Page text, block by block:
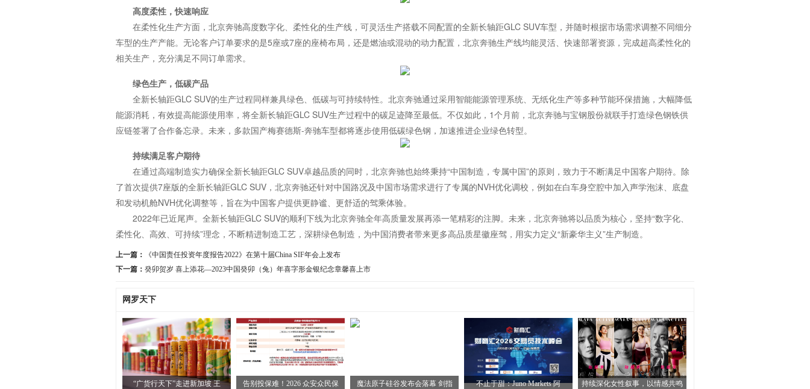
高度柔性，快速响应
在柔性化生产方面，北京奔驰高度数字化、柔性化的生产线，可灵活生产搭载不同配置的全新长轴距GLC SUV车型，并随时根据市场需求调整不同细分
车型的生产产能。无论客户订单要求的是5座或7座的座椅布局，还是燃油或混动的动力配置，北京奔驰生产线均能灵活、快速部署资源，完成超高柔性化的
相关生产，充分满足不同订单需求。
绿色生产，低碳产品
全新长轴距GLC SUV的生产过程同样兼具绿色、低碳与可持续特性。北京奔驰通过采用智能能源管理系统、无纸化生产等多种节能环保措施，大幅降低
能源消耗，有效提高能源使用率，将全新长轴距GLC SUV生产过程中的碳足迹降至最低。不仅如此，1个月前，北京奔驰与宝钢股份就联手打造绿色钢铁供
应链签署了合作备忘录。未来，多款国产梅赛德斯-奔驰车型都将逐步使用低碳绿色钢，加速推进企业绿色转型。
持续满足客户期待
在通过高端制造实力确保全新长轴距GLC SUV卓越品质的同时，北京奔驰也始终秉持“中国制造，专属中国”的原则，致力于不断满足中国客户期待。除
了首次提供7座版的全新长轴距GLC SUV，北京奔驰还针对中国路况及中国市场需求进行了专属的NVH优化调校，例如在白车身空腔中加入声学泡沫、底盘
和发动机舱NVH优化调整等，旨在为中国客户提供更静谧、更舒适的驾乘体验。
2022年已近尾声。全新长轴距GLC SUV的顺利下线为北京奔驰全年高质量发展再添一笔精彩的注脚。未来，北京奔驰将以品质为核心，坚持“数字化、
柔性化、高效、可持续”理念，不断精进制造工艺，深耕绿色制造，为中国消费者带来更多高品质星徽座驾，用实力定义“新豪华主义”生产制造。
上一篇：
《中国责任投资年度报告2022》在第十届China SIF年会上发布
下一篇： 癸卯贺岁 喜上添花—2023中国癸卯（兔）年喜字形金银纪念章馨喜上市
网罗天下
“广货行天下”走进新加坡 王 告别投保难！2026 众安众民保 魔法原子硅谷发布会落幕 剑指 不止于甜：Juno Markets 阿 持续深化女性叙事，以情感共鸣